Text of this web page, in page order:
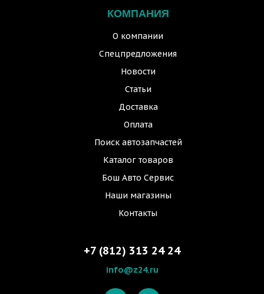
КОМПАНИЯ
О компании
Спецпредложения
Новости
Статьи
Доставка
Оплата
Поиск автозапчастей
Каталог товаров
Бош Авто Сервис
Наши магазины
Контакты
+7 (812) 313 24 24
info@z24.ru